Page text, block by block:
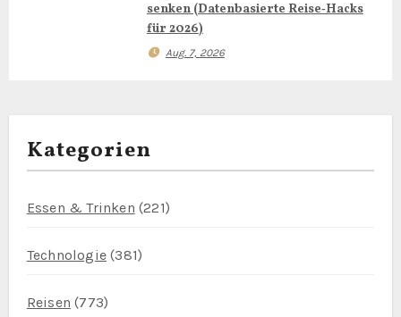
senken (Datenbasierte Reise‑Hacks
für 2026)
Aug. 7, 2026
Kategorien
Essen & Trinken (221)
Technologie(381)
Reisen (773)